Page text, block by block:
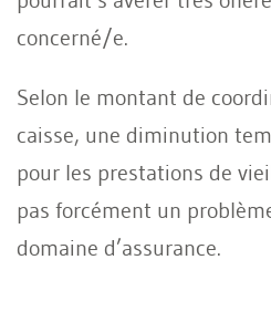
concerné/e.
Selon le montant de
caisse, une diminution
pour les prestations de
pas forcément un
domaine d’assurance.